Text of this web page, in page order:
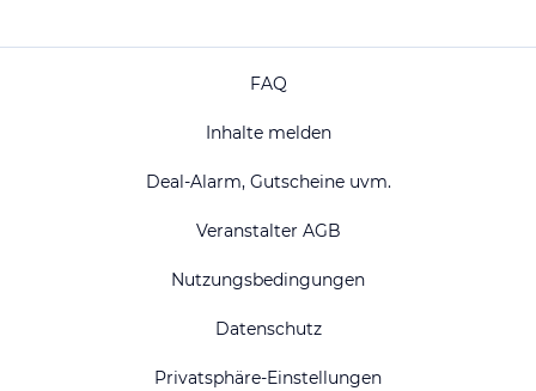
FAQ
Inhalte melden
Deal-Alarm, Gutscheine uvm.
Veranstalter AGB
Nutzungsbedingungen
Datenschutz
Privatsphäre-Einstellungen